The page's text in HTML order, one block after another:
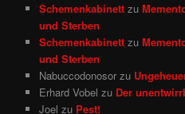
Schemenkabinett zu
und Sterben
Schemenkabinett zu
und Sterben
Nabuccodonosor zu
Erhard Vobel zu Der
Joel zu Pest!